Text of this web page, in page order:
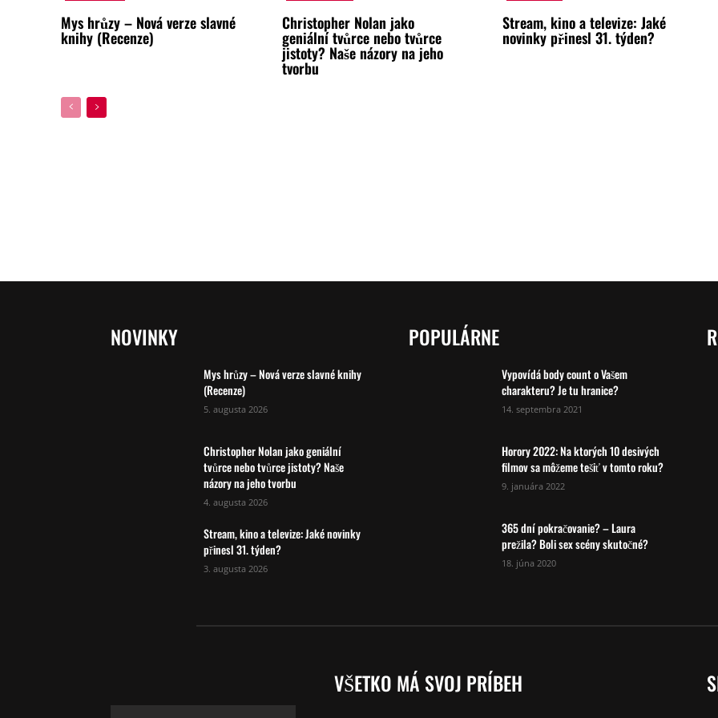
Mys hrůzy – Nová verze slavné
knihy (Recenze)
Christopher Nolan jako
geniální tvůrce nebo tvůrce
jistoty? Naše názory na jeho
tvorbu
Stream, kino a televize: Jaké
novinky přinesl 31. týden?
NOVINKY
Mys hrůzy – Nová verze slavné knihy
(Recenze)
5. augusta 2026
Christopher Nolan jako geniální
tvůrce nebo tvůrce jistoty? Naše
názory na jeho tvorbu
4. augusta 2026
Stream, kino a televize: Jaké novinky
přinesl 31. týden?
3. augusta 2026
POPULÁRNE
Vypovídá body count o Vašem
charakteru? Je tu hranice?
14. septembra 2021
Horory 2022: Na ktorých 10 desivých
filmov sa môžeme tešiť v tomto roku?
9. januára 2022
365 dní pokračovanie? – Laura
prežila? Boli sex scény skutočné?
18. júna 2020
VŠETKO MÁ SVOJ PRÍBEH